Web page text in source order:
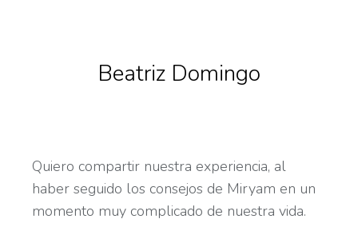
Beatriz Domingo
Quiero compartir nuestra experiencia, al
haber seguido los consejos de Miryam en un
momento muy complicado de nuestra vida.